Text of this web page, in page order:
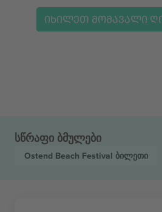
ᲘᲮᲘᲚᲔᲗ ᲛᲝᲛᲐᲕᲐᲚᲘ
სწრაფი ბმულები
Ostend Beach Festival ბილეთი